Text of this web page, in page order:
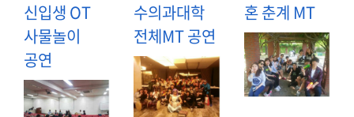
신입생 OT
사물놀이
공연
수의과대학
전체MT 공연
혼 춘계 MT